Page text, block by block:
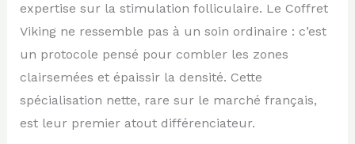
expertise sur la stimulation folliculaire. Le Coffret
Viking ne ressemble pas à un soin ordinaire : c’est
un protocole pensé pour combler les zones
clairsemées et épaissir la densité. Cette
spécialisation nette, rare sur le marché français,
est leur premier atout différenciateur.